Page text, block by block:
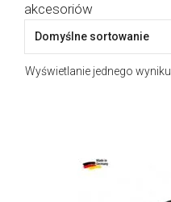
akcesoriów
Wyświetlanie jednego wyniku